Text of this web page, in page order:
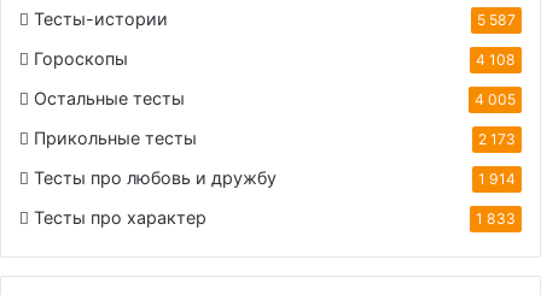
Тесты-истории 5 587
Гороскопы 4 108
Остальные тесты 4 005
Прикольные тесты 2 173
Тесты про любовь и дружбу 1 914
Тесты про характер 1 833